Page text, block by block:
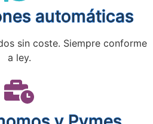
automáticas
sin coste. Siempre conforme
a ley.